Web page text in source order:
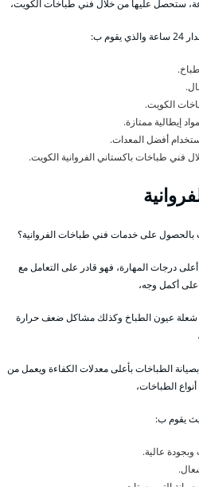
ستحصل عليها من خلال فني طباخات الكويت،
ب:
الكويت.
إيطالية ممتازة.
أفضل المعدات.
طباخات باكستاني الفروانية الكويت.
على خدمات فني طباخات الفروانية؟
درجات المهارة، فهو قادر على التعامل مع
أكمل وجه،
شعلة عيون الطباخ وكذلك مشاكل ضعف حرارة
الطباخات بأعلى معدلات الكفاءة ويعمل من
الطباخات،
يقوم ب:
عالية.